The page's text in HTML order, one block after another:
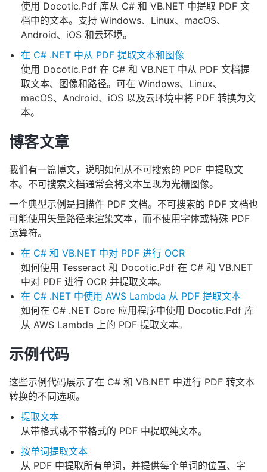
使用 Docotic.Pdf 库从 C# 和 VB.NET 中提取 PDF 文
档中的文本。支持 Windows、Linux、macOS、
Android、iOS 和云环境。
在 C# .NET 中从 PDF 提取文本和图像
使用 Docotic.Pdf 在 C# 和 VB.NET 中从 PDF 文档提
取文本、图像和路径。可在 Windows、Linux、
macOS、Android、iOS 以及云环境中将 PDF 转换为文
本。
博客文章
我们有一篇博文，说明如何从不可搜索的 PDF 中提取文
本。不可搜索文档通常会将文本呈现为光栅图像。
一个典型示例是扫描件 PDF 文档。不可搜索的 PDF 文档也
可能使用矢量路径来渲染文本，而不使用字体或特殊 PDF
运算符。
在 C# 和 VB.NET 中对 PDF 进行 OCR
如何使用 Tesseract 和 Docotic.Pdf 在 C# 和 VB.NET
中对 PDF 进行 OCR 并提取文本。
在 C# .NET 中使用 AWS Lambda 从 PDF 提取文本
如何在 C# .NET Core 应用程序中使用 Docotic.Pdf 库
从 AWS Lambda 上的 PDF 提取文本。
示例代码
这些示例代码展示了在 C# 和 VB.NET 中进行 PDF 转文本
转换的不同选项。
提取文本
从带格式或不带格式的 PDF 中提取纯文本。
按单词提取文本
从 PDF 中提取所有单词，并提供每个单词的位置、字